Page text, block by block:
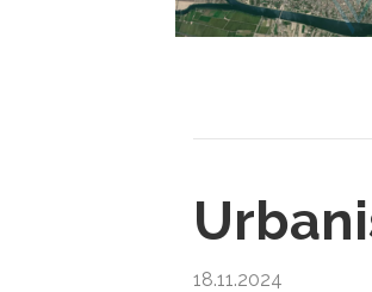
18.11.2024